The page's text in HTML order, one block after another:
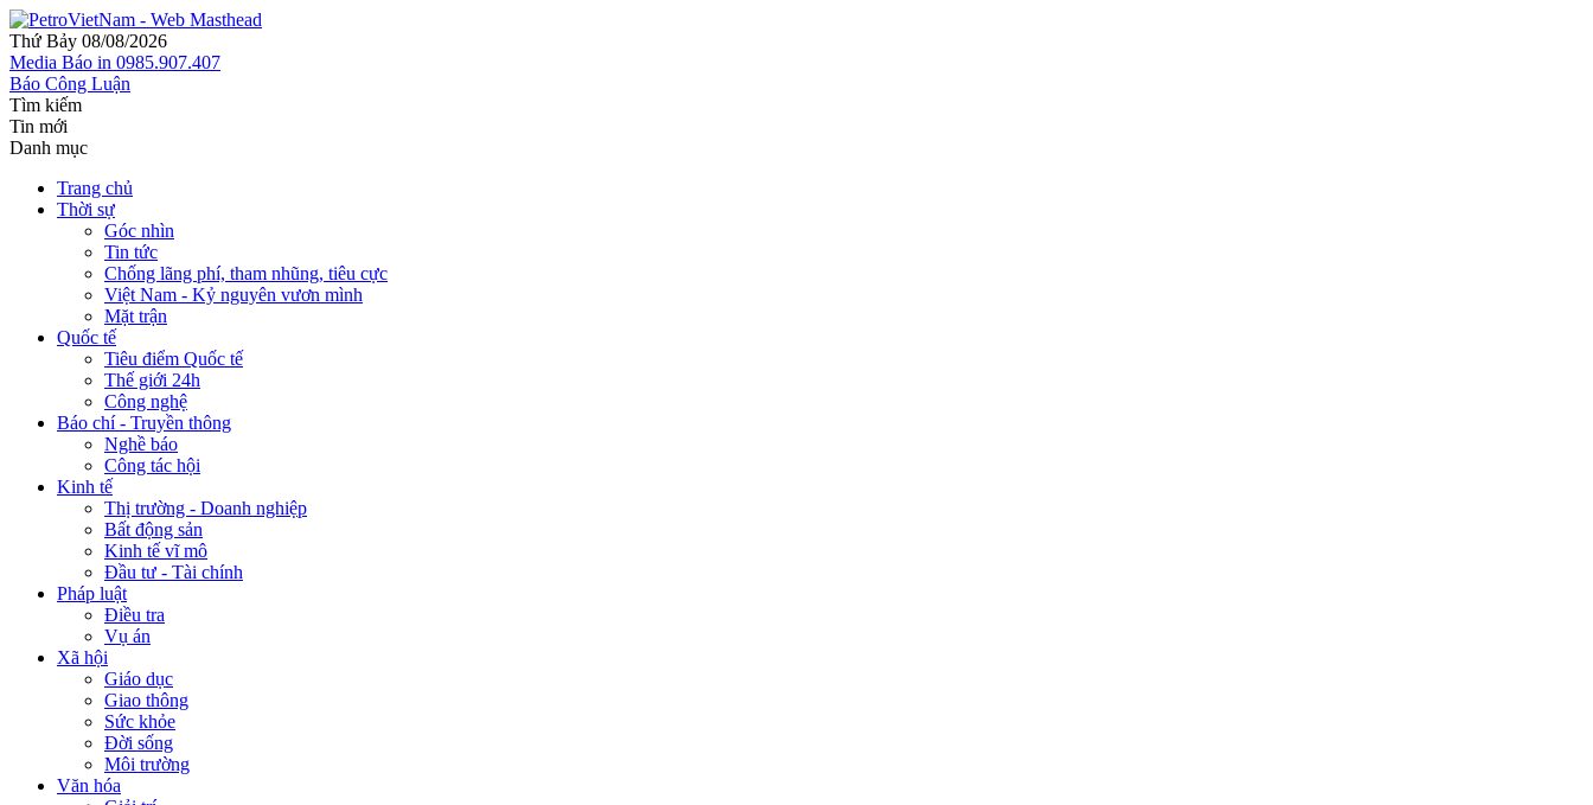
Thứ Bảy 08/08/2026
Media Báo in 0985.907.407
Báo Công Luận
Tìm kiếm
Tin mới
Danh mục
Trang chủ
Thời sự
Góc nhìn
Tin tức
Chống lãng phí, tham nhũng, tiêu cực
Việt Nam - Kỷ nguyên vươn mình
Mặt trận
Quốc tế
Tiêu điểm Quốc tế
Thế giới 24h
Công nghệ
Báo chí - Truyền thông
Nghề báo
Công tác hội
Kinh tế
Thị trường - Doanh nghiệp
Bất động sản
Kinh tế vĩ mô
Đầu tư - Tài chính
Pháp luật
Điều tra
Vụ án
Xã hội
Giáo dục
Giao thông
Sức khỏe
Đời sống
Môi trường
Văn hóa